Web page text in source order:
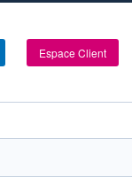
Espace Client